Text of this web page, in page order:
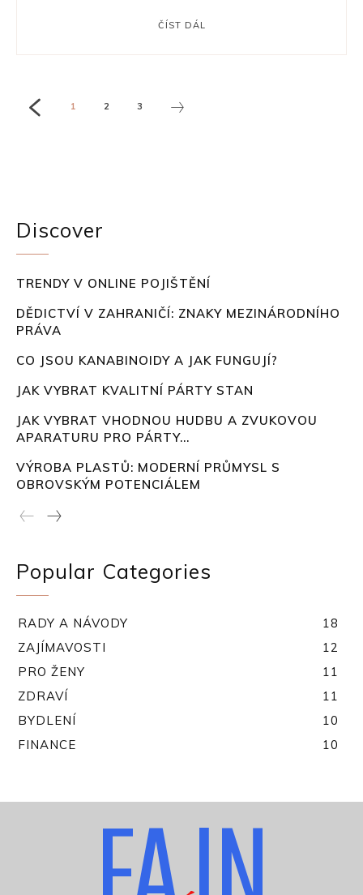
ČÍST DÁL
1 2 3
Discover
TRENDY V ONLINE POJIŠTĚNÍ
DĚDICTVÍ V ZAHRANIČÍ: ZNAKY MEZINÁRODNÍHO
PRÁVA
CO JSOU KANABINOIDY A JAK FUNGUJÍ?
JAK VYBRAT KVALITNÍ PÁRTY STAN
JAK VYBRAT VHODNOU HUDBU A ZVUKOVOU
APARATURU PRO PÁRTY...
VÝROBA PLASTŮ: MODERNÍ PRŮMYSL S
OBROVSKÝM POTENCIÁLEM
Popular Categories
RADY A NÁVODY
18
ZAJÍMAVOSTI
12
PRO ŽENY
11
ZDRAVÍ
11
BYDLENÍ
10
FINANCE
10